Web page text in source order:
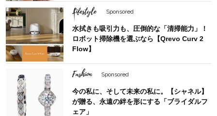
Lifestyle Sponsored
水拭きも吸引力も、圧倒的な「清掃能力」！
ロボット掃除機を選ぶなら【Qrevo Curv 2
Flow】
Fashion Sponsored
今の私に、そして未来の私に。【シャネル】
が贈る、永遠の絆を形にする「ブライダルフ
ェア」